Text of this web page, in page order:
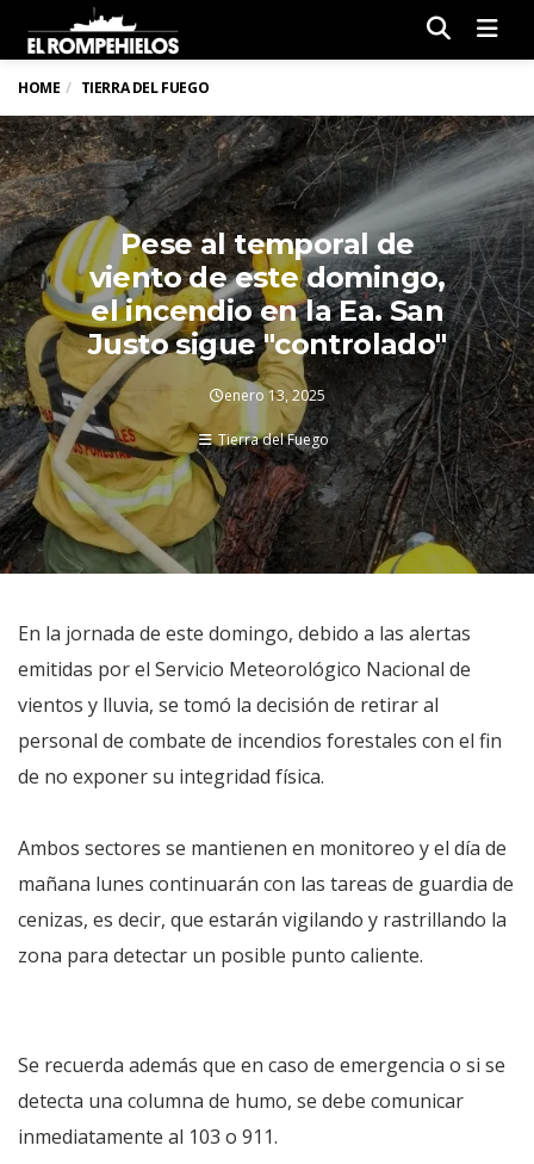
HOME TIERRA DEL FUEGO
Pese al temporal de
viento de este domingo,
el incendio en la Ea. San
Justo sigue "controlado"
enero 13, 2025
Tierra del Fuego
En la jornada de este domingo, debido a las alertas
emitidas por el Servicio Meteorológico Nacional de
vientos y lluvia, se tomó la decisión de retirar al
personal de combate de incendios forestales con el fin
de no exponer su integridad física.
Ambos sectores se mantienen en monitoreo y el día de
mañana lunes continuarán con las tareas de guardia de
cenizas, es decir, que estarán vigilando y rastrillando la
zona para detectar un posible punto caliente.
Se recuerda además que en caso de emergencia o si se
detecta una columna de humo, se debe comunicar
inmediatamente al 103 o 911.